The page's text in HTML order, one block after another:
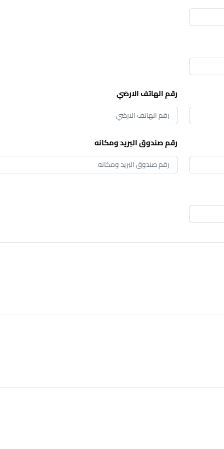
رقم الهاتف الارضي
رقم صندوق البريد ومكانه